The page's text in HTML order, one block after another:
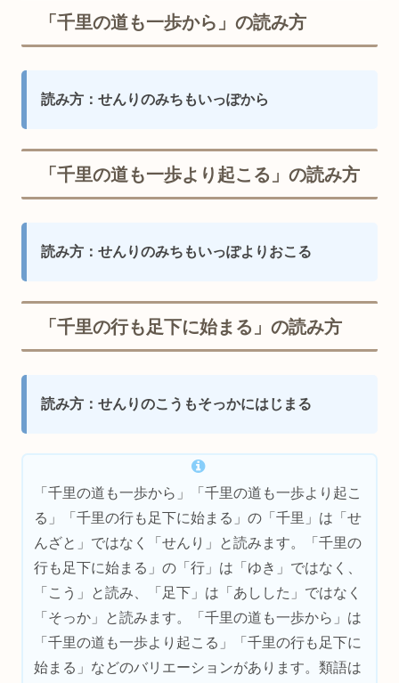
「千里の道も一歩から」の読み方
読み方：せんりのみちもいっぽから
「千里の道も一歩より起こる」の読み方
読み方：せんりのみちもいっぽよりおこる
「千里の行も足下に始まる」の読み方
読み方：せんりのこうもそっかにはじまる
「千里の道も一歩から」「千里の道も一歩より起こ
る」「千里の行も足下に始まる」の「千里」は「せ
んざと」ではなく「せんり」と読みます。「千里の
行も足下に始まる」の「行」は「ゆき」ではなく、
「こう」と読み、「足下」は「あしした」ではなく
「そっか」と読みます。「千里の道も一歩から」は
「千里の道も一歩より起こる」「千里の行も足下に
始まる」などのバリエーションがあります。類語は